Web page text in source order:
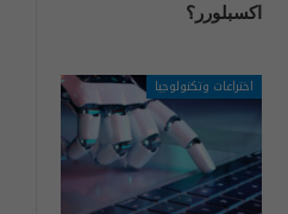
اكسبلورر؟
اختراعات وتكنولوجيا